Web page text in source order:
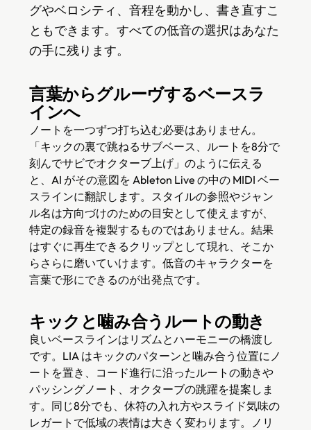
グやベロシティ、音程を動かし、書き直すこ
ともできます。すべての低音の選択はあなた
の手に残ります。
言葉からグルーヴするベースラ
インへ
ノートを一つずつ打ち込む必要はありません。
「キックの裏で跳ねるサブベース、ルートを8分で
刻んでサビでオクターブ上げ」のように伝える
と、AI がその意図を Ableton Live の中の MIDI ベー
スラインに翻訳します。スタイルの参照やジャン
ル名は方向づけのための目安として使えますが、
特定の録音を複製するものではありません。結果
はすぐに再生できるクリップとして現れ、そこか
らさらに磨いていけます。低音のキャラクターを
言葉で形にできるのが出発点です。
キックと噛み合うルートの動き
良いベースラインはリズムとハーモニーの橋渡し
です。LIA はキックのパターンと噛み合う位置にノ
ートを置き、コード進行に沿ったルートの動きや
パッシングノート、オクターブの跳躍を提案しま
す。同じ8分でも、休符の入れ方やスライド気味の
レガートで低域の表情は大きく変わります。ノリ